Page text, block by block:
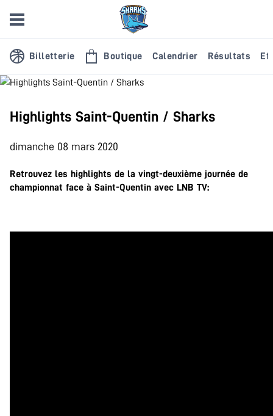
Billetterie Boutique Calendrier Résultats
Highlights Saint-Quentin / Sharks
dimanche 08 mars 2020
Retrouvez les highlights de la vingt-deuxième journée de
championnat face à Saint-Quentin avec LNB TV: